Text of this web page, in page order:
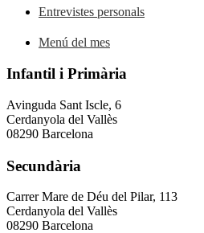
Entrevistes personals
Menú del mes
Infantil i Primària
Avinguda Sant Iscle, 6
Cerdanyola del Vallès
08290 Barcelona
Secundària
Carrer Mare de Déu del Pilar, 113
Cerdanyola del Vallès
08290 Barcelona